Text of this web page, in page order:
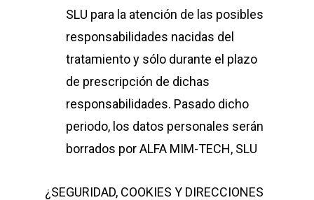
SLU para la atención de las posibles
responsabilidades nacidas del
tratamiento y sólo durante el plazo
de prescripción de dichas
responsabilidades. Pasado dicho
periodo, los datos personales serán
borrados porALFA MIM-TECH, SLU
¿SEGURIDAD, COOKIES Y DIRECCIONES